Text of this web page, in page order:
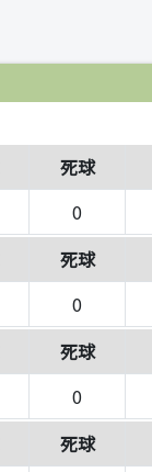
死球
0
死球
0
死球
0
死球